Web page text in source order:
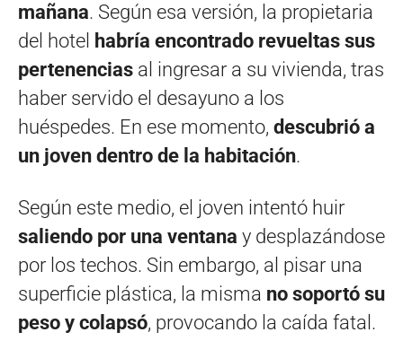
mañana. Según esa versión, la propietaria
del hotel habría encontrado revueltas sus
pertenencias al ingresar a su vivienda, tras
haber servido el desayuno a los
huéspedes. En ese momento, descubrió a
un joven dentro de la habitación.
Según este medio, el joven intentó huir
saliendo por una ventana y desplazándose
por los techos. Sin embargo, al pisar una
superficie plástica, la misma no soportó su
peso y colapsó, provocando la caída fatal.